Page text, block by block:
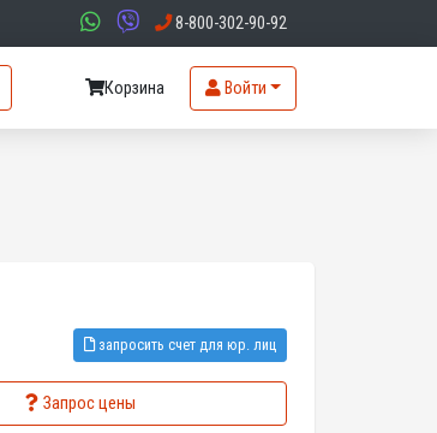
8-800-302-90-92
Корзина Войти
запросить счет для юр. лиц
Запрос цены